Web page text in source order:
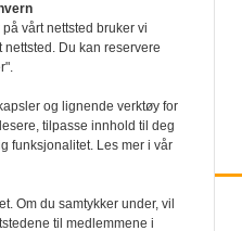
Kontakt oss
vårt nettsted bruker vi
Du kan reservere
og lignende verktøy for
tilpasse innhold til deg
funksjonalitet. Les mer i vår
Om du samtykker under, vil
til medlemmene i